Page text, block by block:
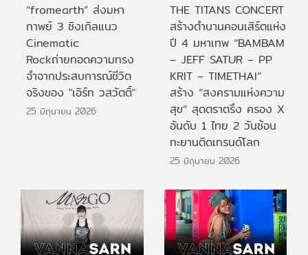
“fromearth” ส่งมหา
กาพย์ 3 ซิงเกิลแนว
Cinematic
Rockถ่ายทอดความทรง
จำจากประสบการณ์ชีวิต
จริงของ "เอิร์ท วสวัตติ์"
25 มิถุนายน 2026
THE TITANS CONCERT
สร้างตำนานคอนเสิร์ตแห่ง
ปี 4 มหาเทพ “BAMBAM
– JEFF SATUR – PP
KRIT – TIMETHAI”
สร้าง “สงครามแห่งความ
สุข” สุดตราตรึง ครอง X
อันดับ 1 ไทย 2 วันซ้อน
ทะยานติดเทรนด์โลก
25 มิถุนายน 2026